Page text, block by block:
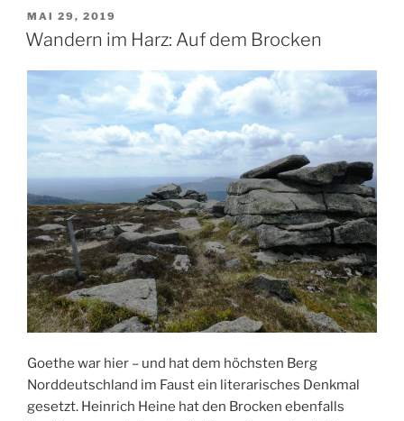
VERÖFFENTLICHT
AM
MAI 29, 2019
Wandern im Harz: Auf dem Brocken
Goethe war hier – und hat dem höchsten Berg
Norddeutschland im Faust ein literarisches Denkmal
gesetzt. Heinrich Heine hat den Brocken ebenfalls